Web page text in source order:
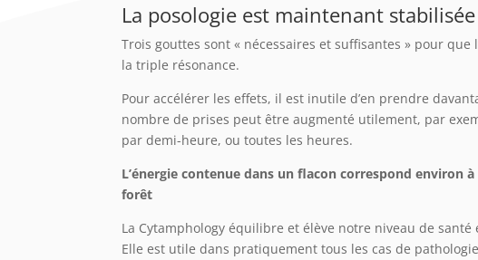
La posologie est maintenant stabilisée
Trois gouttes sont « nécessaires et suffisantes » pour que
la triple résonance.
Pour accélérer les effets, il est inutile d’en prendre
nombre de prises peut être augmenté utilement, par
par demi-heure, ou toutes les heures.
L’énergie contenue dans un flacon correspond environ
forêt
La Cytamphology équilibre et élève notre niveau de santé
Elle est utile dans pratiquement tous les cas de